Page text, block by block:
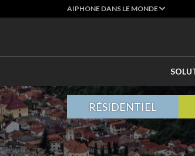
AIPHONE DANS LE MONDE
RÉSIDENTIEL